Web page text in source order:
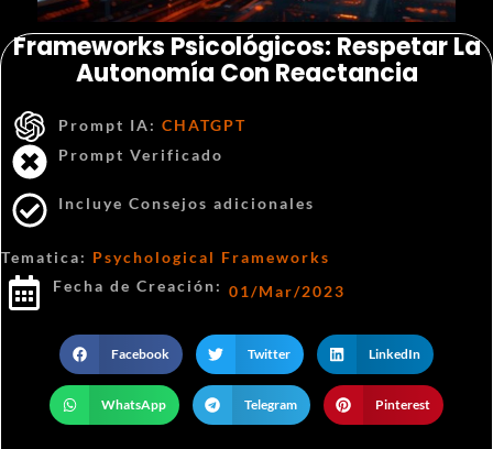
Frameworks Psicológicos: Respetar La
Autonomía Con Reactancia
Prompt IA: CHATGPT
Prompt Verificado
Incluye Consejos adicionales
Tematica: Psychological Frameworks
Fecha de Creación: 01/Mar/2023
Facebook Twitter LinkedIn
WhatsApp Telegram Pinterest